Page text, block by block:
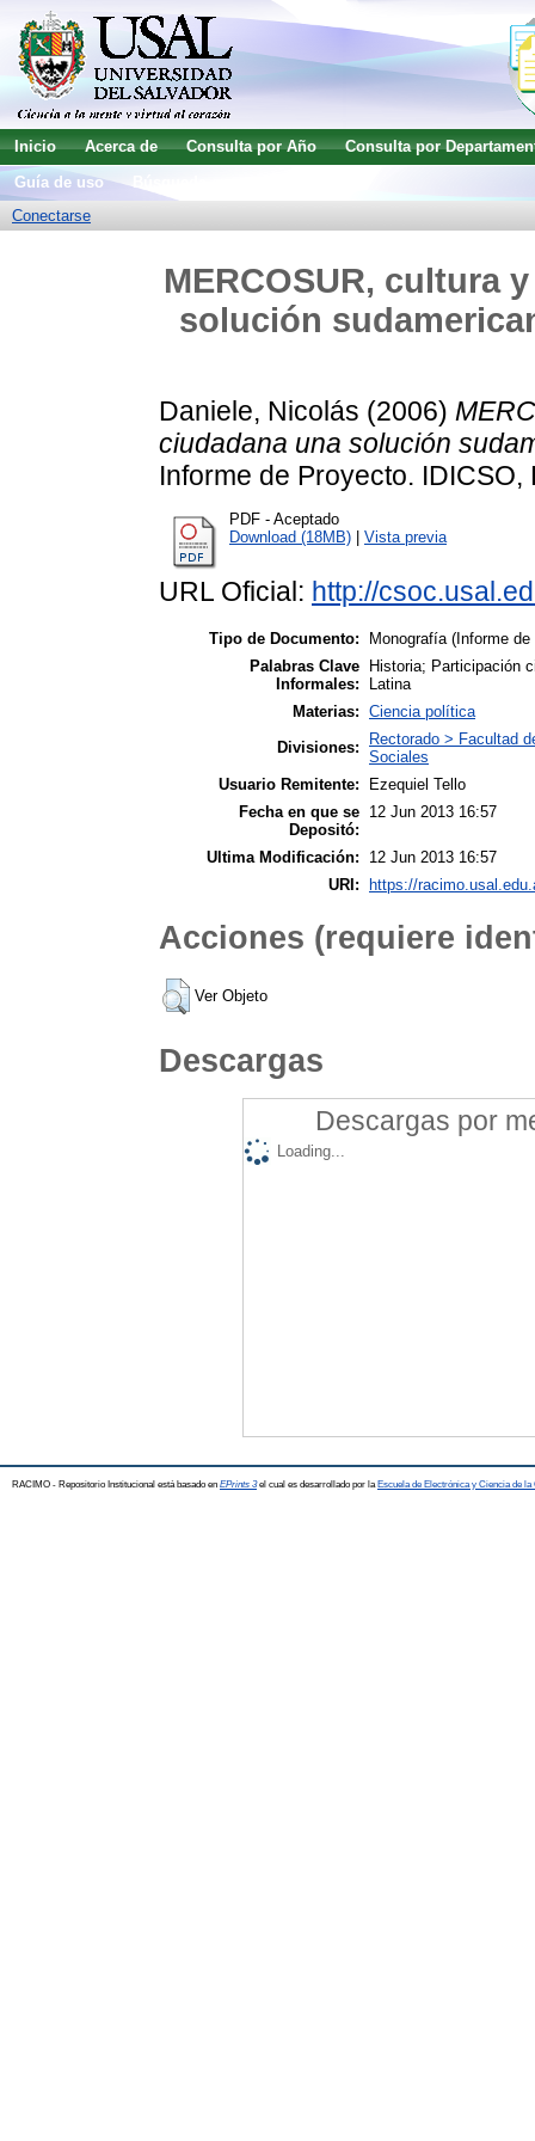
Inicio Acerca de Consulta por Año
Consulta por
Guía de uso
Conectarse
MERCOSUR, cultura
solución
Daniele, Nicolás (2006)
ciudadana una solución
Informe de Proyecto.
PDF - Aceptado
Download (18MB)
Vista previa
URL Oficial: http://
Tipo de Documento:
Monografía (Informe
Palabras Clave
Informales:
Historia; Participación
Latina
Materias: Ciencia política
Divisiones:
Rectorado > Facultad
Sociales
Usuario Remitente:
Ezequiel Tello
Fecha en que se
Depositó:
12 Jun 2013 16:57
Ultima Modificación:
12 Jun 2013 16:57
URI:
https://
Acciones (requiere
Ver Objeto
Descargas
Descargas por
Loading...
RACIMO - Repositorio Institucional está basado en EPrints 3el cual es desarrollado por la Escuela de Electrónica y Ciencia de la